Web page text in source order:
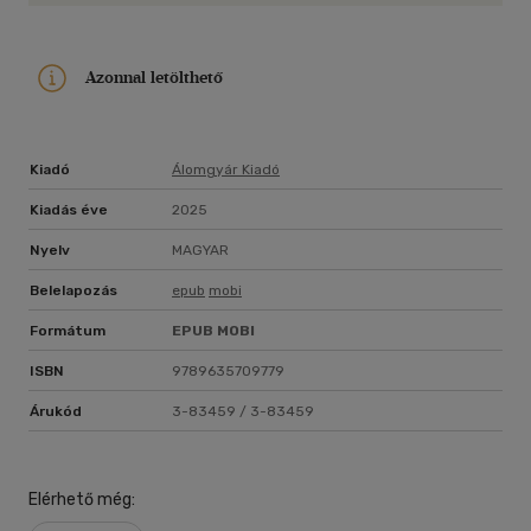
Azonnal letölthető
Kiadó Álomgyár Kiadó
Kiadás éve 2025
Nyelv MAGYAR
Belelapozás epub mobi
Formátum EPUB MOBI
ISBN 9789635709779
Árukód 3-83459 / 3-83459
Elérhető még: